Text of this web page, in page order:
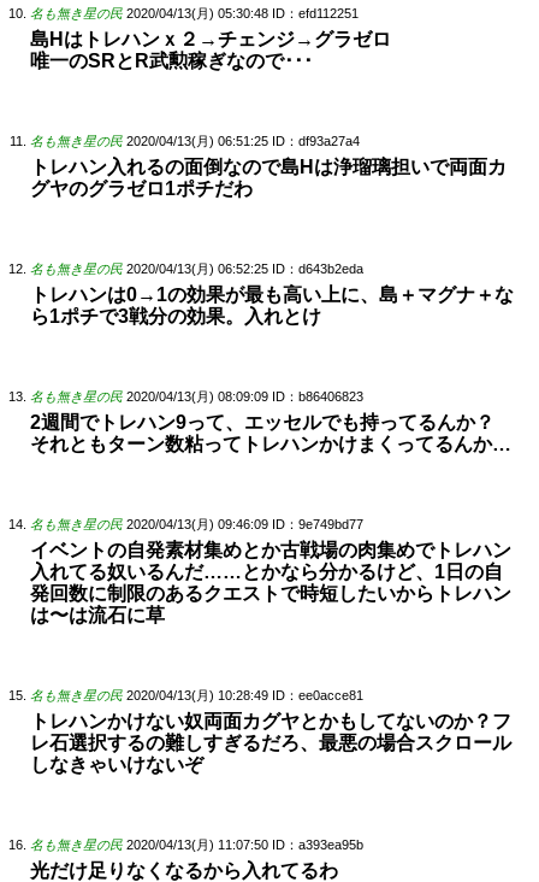
名も無き星の民 2020/04/13(月) 05:30:48 ID：efd112251
島Hはトレハンｘ２→チェンジ→グラゼロ
唯一のSRとR武勲稼ぎなので･･･
名も無き星の民 2020/04/13(月) 06:51:25 ID：df93a27a4
トレハン入れるの面倒なので島Hは浄瑠璃担いで両面カ
グヤのグラゼロ1ポチだわ
名も無き星の民 2020/04/13(月) 06:52:25 ID：d643b2eda
トレハンは0→1の効果が最も高い上に、島＋マグナ＋な
ら1ポチで3戦分の効果。入れとけ
名も無き星の民 2020/04/13(月) 08:09:09 ID：b86406823
2週間でトレハン9って、エッセルでも持ってるんか？
それともターン数粘ってトレハンかけまくってるんか…
名も無き星の民 2020/04/13(月) 09:46:09 ID：9e749bd77
イベントの自発素材集めとか古戦場の肉集めでトレハン
入れてる奴いるんだ……とかなら分かるけど、1日の自
発回数に制限のあるクエストで時短したいからトレハン
は〜は流石に草
名も無き星の民 2020/04/13(月) 10:28:49 ID：ee0acce81
トレハンかけない奴両面カグヤとかもしてないのか？フ
レ石選択するの難しすぎるだろ、最悪の場合スクロール
しなきゃいけないぞ
名も無き星の民 2020/04/13(月) 11:07:50 ID：a393ea95b
光だけ足りなくなるから入れてるわ